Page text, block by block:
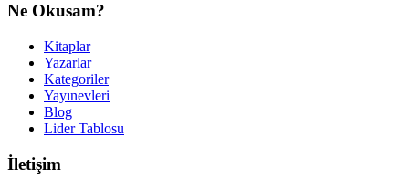
Ne Okusam?
Kitaplar
Yazarlar
Kategoriler
Yayınevleri
Blog
Lider Tablosu
İletişim